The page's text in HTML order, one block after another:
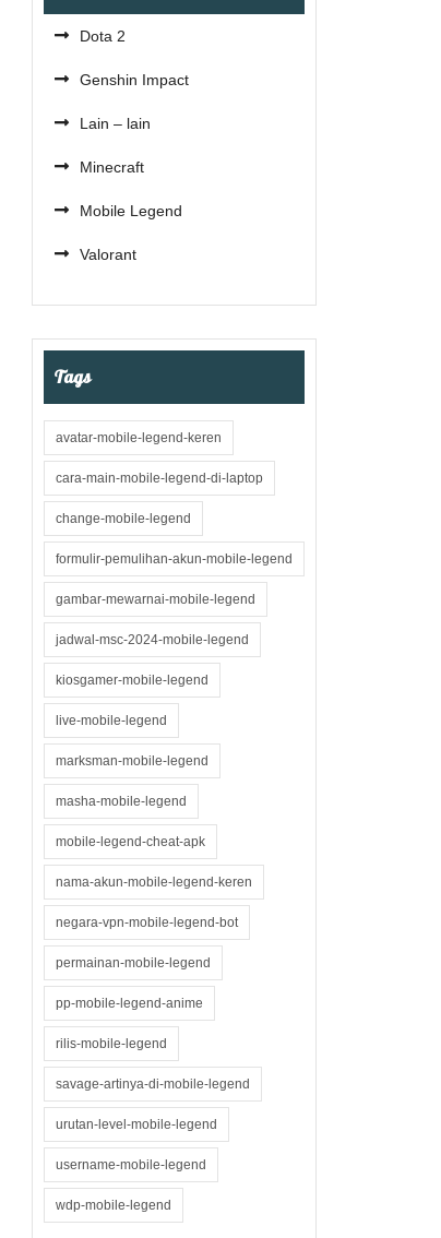
Dota 2
Genshin Impact
Lain – lain
Minecraft
Mobile Legend
Valorant
Tags
avatar-mobile-legend-keren
cara-main-mobile-legend-di-laptop
change-mobile-legend
formulir-pemulihan-akun-mobile-legend
gambar-mewarnai-mobile-legend
jadwal-msc-2024-mobile-legend
kiosgamer-mobile-legend
live-mobile-legend
marksman-mobile-legend
masha-mobile-legend
mobile-legend-cheat-apk
nama-akun-mobile-legend-keren
negara-vpn-mobile-legend-bot
permainan-mobile-legend
pp-mobile-legend-anime
rilis-mobile-legend
savage-artinya-di-mobile-legend
urutan-level-mobile-legend
username-mobile-legend
wdp-mobile-legend